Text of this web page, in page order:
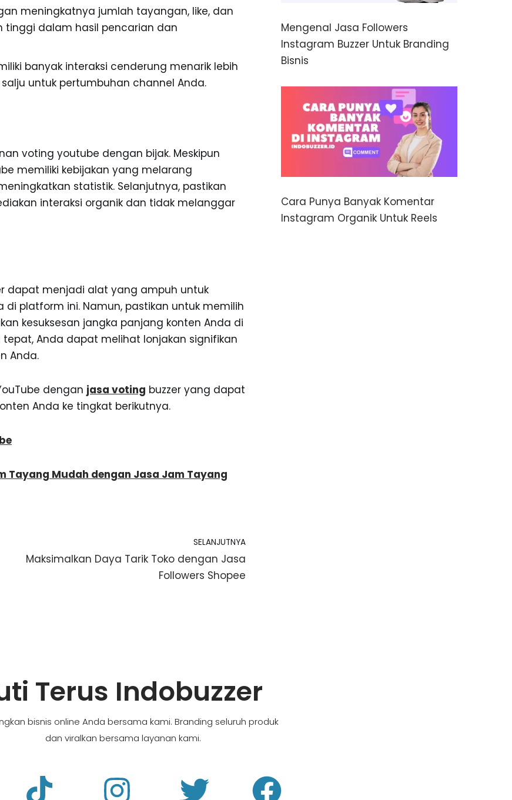
meningkatnya jumlah tayangan, like, dan
tinggi dalam hasil pencarian dan
banyak interaksi cenderung menarik lebih
untuk pertumbuhan channel Anda.
voting youtube dengan bijak. Meskipun
memiliki kebijakan yang melarang
statistik. Selanjutnya, pastikan
interaksi organik dan tidak melanggar
dapat menjadi alat yang ampuh untuk
platform ini. Namun, pastikan untuk memilih
kesuksesan jangka panjang konten Anda di
Anda dapat melihat lonjakan signifikan
Anda.
dengan jasa voting buzzer yang dapat
Anda ke tingkat berikutnya.
Tayang Mudah dengan Jasa Jam Tayang
SELANJUTNYA
Maksimalkan Daya Tarik Toko dengan Jasa
Followers Shopee
Mengenal Jasa Followers
Instagram Buzzer Untuk Branding
Bisnis
Cara Punya Banyak Komentar
Instagram Organik Untuk Reels
Terus Indobuzzer
bisnis online Anda bersama kami. Branding seluruh produk
dan viralkan bersama layanan kami.